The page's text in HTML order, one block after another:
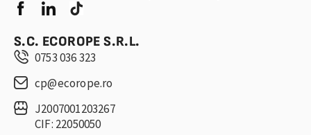
S.C. ECOROPE S.R.L.
0753 036 323
cp@ecorope.ro
J2007001203267
CIF: 22050050